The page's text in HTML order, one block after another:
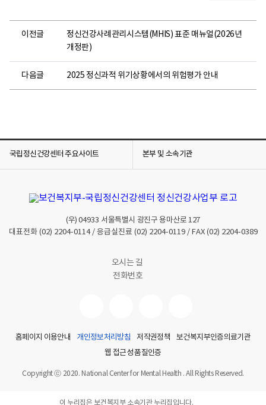
이전글
정신건강사례관리시스템(MHIS) 표준 매뉴얼(2026년
개정판)
다음글 2025 정신과적 위기상황에서의 위험평가 안내
국립정신건강센터 주요사이트 본부 및 소속기관
(우)04933 서울특별시 광진구 용마산로 127
대표전화 (02) 2204-0114/ 응급실진료 (02) 2204-0119/ FAX (02) 2204-0389
오시는 길
전화번호
홈페이지 이용안내 개인정보처리방침 저작권정책
보건복지부인증의료기관
웹 접근성 품질인증
Copyright ⓒ 2020. National Center for Mental Health . All Rights Reserved.
이 누리집은 보건복지부 소속기관 누리집입니다.